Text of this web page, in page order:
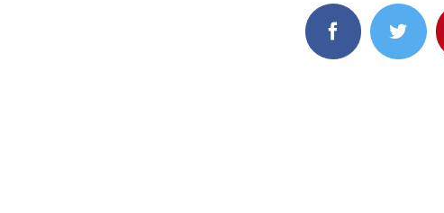
FacebookTwitter